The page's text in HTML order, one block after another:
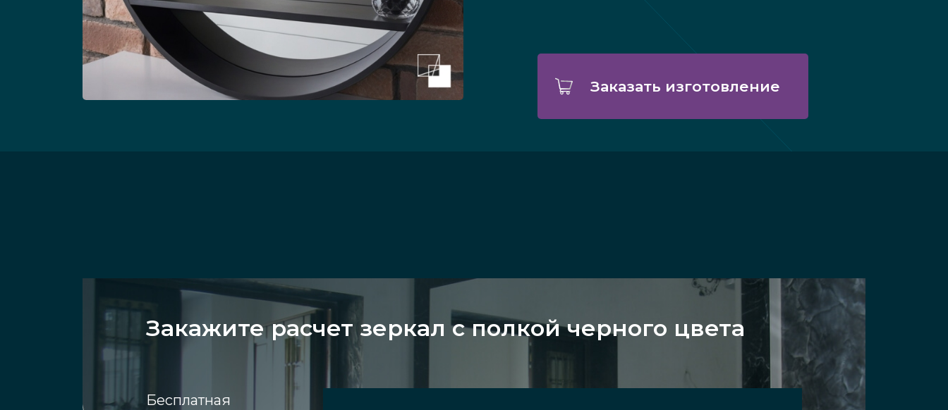
Заказать изготовление
Закажите расчет зеркал с полкой черного цвета
Бесплатная